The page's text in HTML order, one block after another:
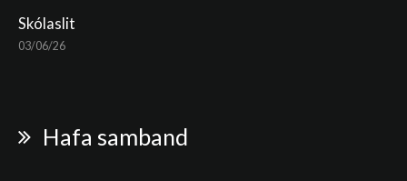
Skólaslit
03/06/26
Hafa samband